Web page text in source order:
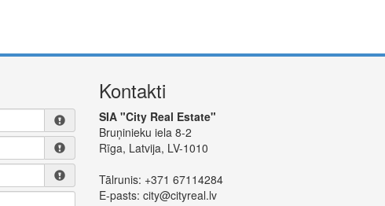
Kontakti
SIA "City Real Estate"
Bruņinieku iela 8-2
Rīga, Latvija, LV-1010
Tālrunis: +371 67114284
E-pasts: city@cityreal.lv